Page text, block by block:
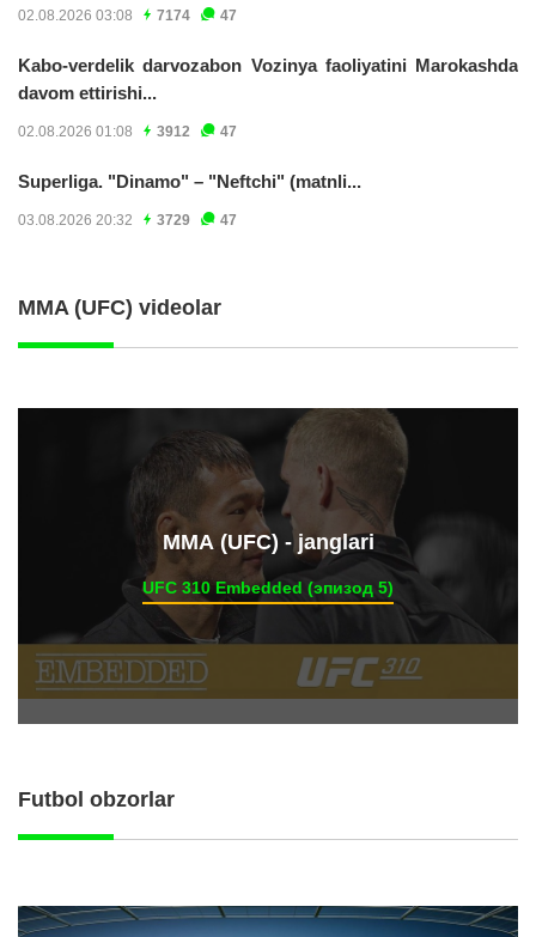
02.08.2026 03:08 7174 47
Kabo-verdelik darvozabon Vozinya faoliyatini Marokashda
davom ettirishi...
02.08.2026 01:08 3912 47
Superliga. "Dinamo" – "Neftchi" (matnli...
03.08.2026 20:32 3729 47
MMA (UFC) videolar
ММА (UFC) - janglari
UFC 310 Embedded (эпизод 5)
Futbol obzorlar